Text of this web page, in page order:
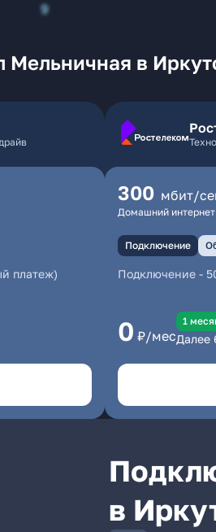
9
в
платеж)
300 мбит/
Домашний интернет
Подключение
Подключение-
0 ₽/мес
1
Далее
в